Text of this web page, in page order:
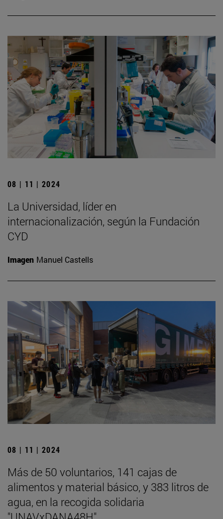
08 | 11 | 2024
La Universidad, líder en
internacionalización, según la Fundación
CYD
Imagen Manuel Castells
08 | 11 | 2024
Más de 50 voluntarios, 141 cajas de
alimentos y material básico, y 383 litros de
agua, en la recogida solidaria